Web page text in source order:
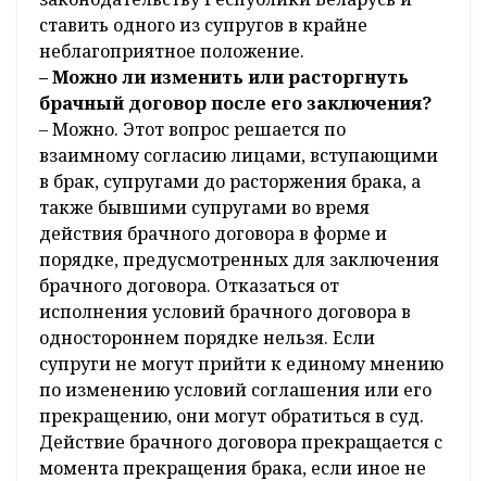
ставить одного из супругов в крайне
неблагоприятное положение.
– Можно ли изменить или расторгнуть
брачный договор после его заключения?
– Можно. Этот вопрос решается по
взаимному согласию лицами, вступающими
в брак, супругами до расторжения брака, а
также бывшими супругами во время
действия брачного договора в форме и
порядке, предусмотренных для заключения
брачного договора. Отказаться от
исполнения условий брачного договора в
одностороннем порядке нельзя. Если
супруги не могут прийти к единому мнению
по изменению условий соглашения или его
прекращению, они могут обратиться в суд.
Действие брачного договора прекращается с
момента прекращения брака, если иное не